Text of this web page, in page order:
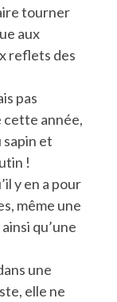
tourner
aux
reflets des
pas
cette année,
et
!
y en a pour
même une
qu’une
une
elle ne